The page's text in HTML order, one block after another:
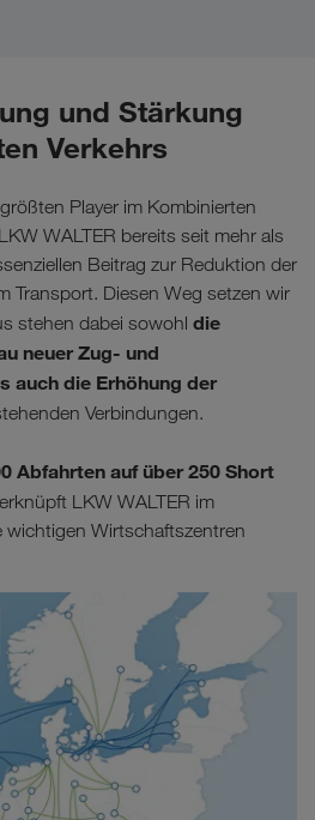
und Stärkung
Verkehrs
Player im Kombinierten
WALTER bereits seit mehr als
Beitrag zur Reduktion der
Transport. Diesen Weg setzen wir
stehen dabei sowohl die
neuer Zug- und
auch die Erhöhung der
Verbindungen.
Abfahrten auf über 250 Short
LKW WALTER im
wichtigen Wirtschaftszentren